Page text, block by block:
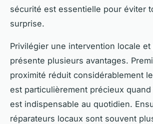
sécurité est essentielle pour éviter
surprise.
Privilégier une intervention locale
présente plusieurs avantages.
proximité réduit considérablement
est particulièrement précieux
est indispensable au quotidien.
réparateurs locaux sont souvent